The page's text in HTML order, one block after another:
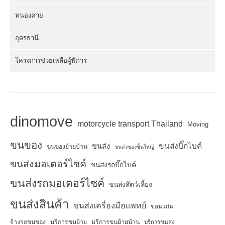
หนองคาย
อุดรธานี
โครงการช่วยเหลือผู้พิการ
dinomove motorcycle transport Thailand Moving
ขนของ ขนของย้ายบ้าน ขนส่ง ขนส่งของชิ้นใหญ่ ขนส่งบิ๊กไบค์
ขนส่งมอเตอร์ไซค์ ขนส่งรถบิ๊กไบค์
ขนส่งรถมอเตอร์ไซค์ ขนส่งสัตว์เลี้ยง
ขนส่งสินค้า ขนส่งเครื่องมือแพทย์ ขอนแก่น
จ้างรถขนของ บริการขนย้าย บริการขนย้ายบ้าน บริการขนส่ง